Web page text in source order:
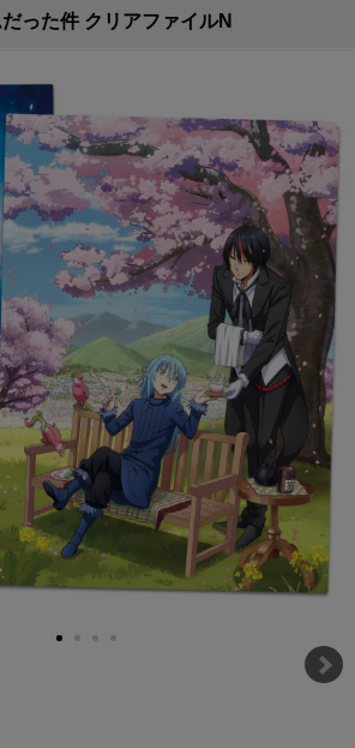
った件 クリアファイルN